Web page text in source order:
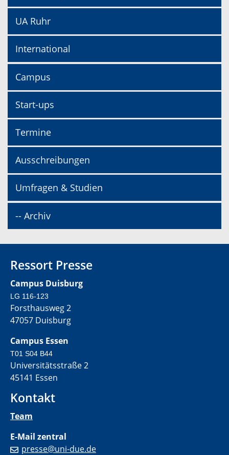
UA Ruhr
International
Campus
Start-ups
Termine
Ausschreibungen
Umfragen & Studien
-- Archiv
Ressort Presse
Campus Duisburg
LG 116-123
Forsthausweg 2
47057 Duisburg
Campus Essen
T01 S04 B44
Universitätsstraße 2
45141 Essen
Kontakt
Team
E-Mail zentral
presse@uni-due.de